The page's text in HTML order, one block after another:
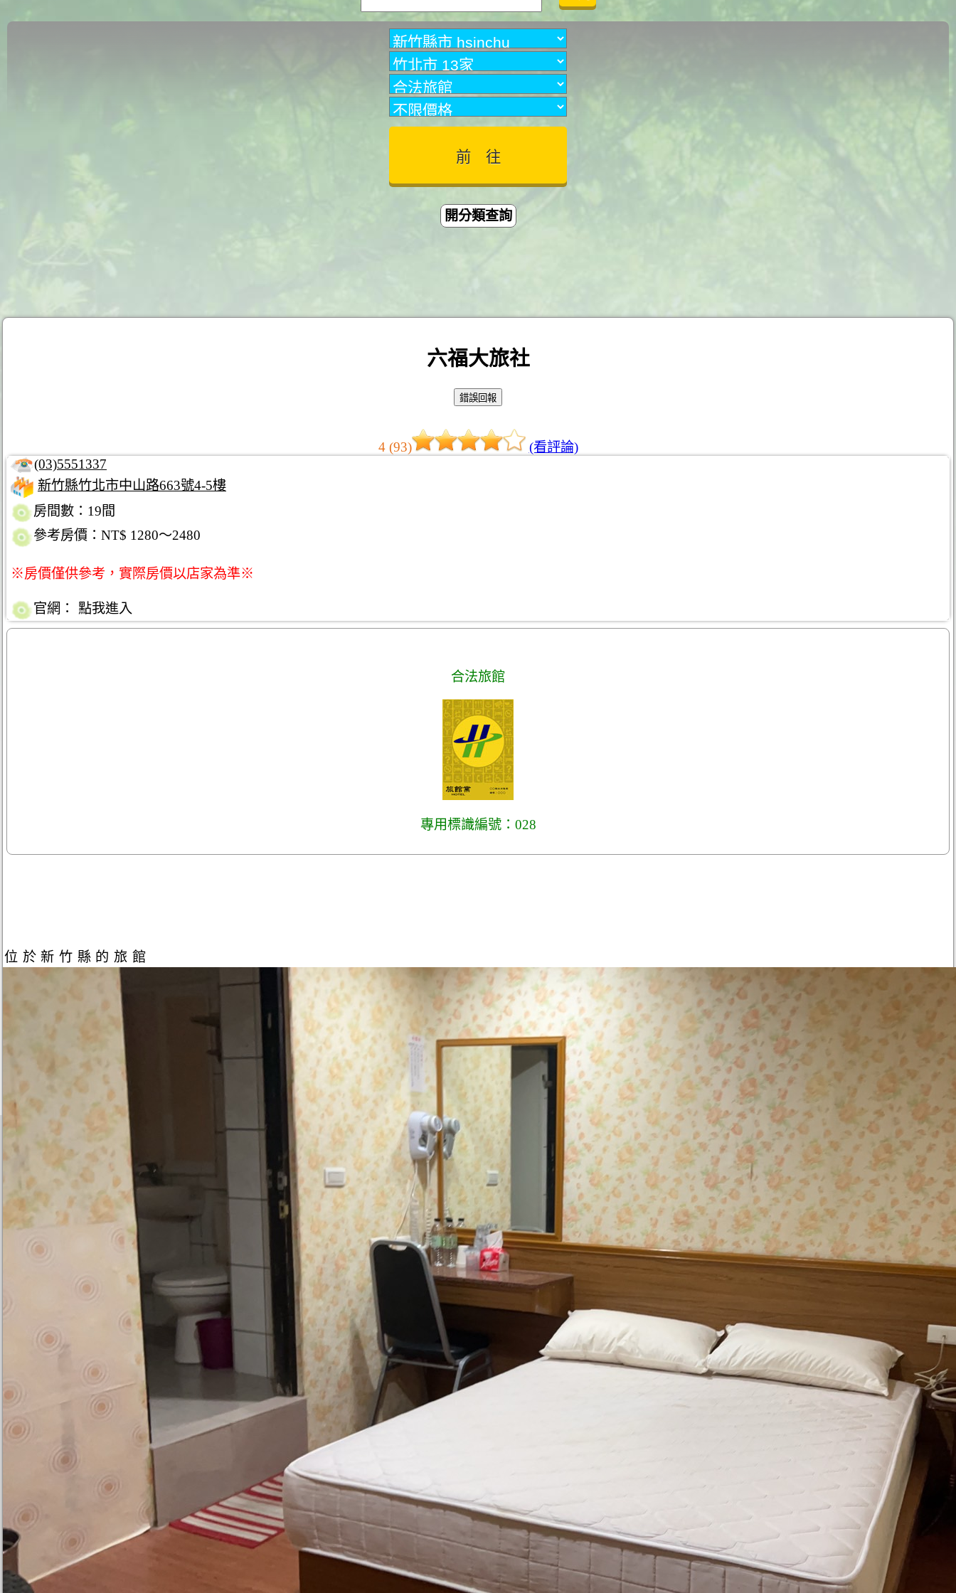
開分類查詢
六福大旅社
4 (93)
(看評論)
(03)5551337
新竹縣竹北市中山路663號4-5樓
房間數：19間
參考房價：NT$ 1280～2480
※房價僅供參考，實際房價以店家為準※
官網： 點我進入
合法旅館
專用標識編號：028
位於新竹縣的旅館